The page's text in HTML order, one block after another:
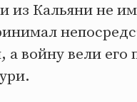
из Кальяни не
войну вели